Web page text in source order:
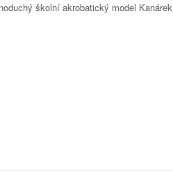
školní akrobatický model Kanárek